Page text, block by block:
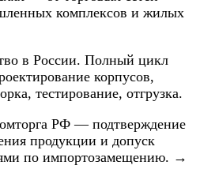
комплексов и жилых
в России. Полный цикл
корпусов,
тестирование, отгрузка.
РФ — подтверждение
продукции и допуск
по импортозамещению. →